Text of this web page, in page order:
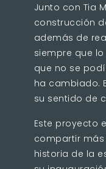
Junto con Tia
construcción
además de
siempre que
que no se
ha cambiado.
su sentido de
Este proyecto
compartir más
historia de la